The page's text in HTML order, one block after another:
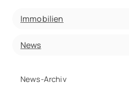
Immobilien
News
News-Archiv